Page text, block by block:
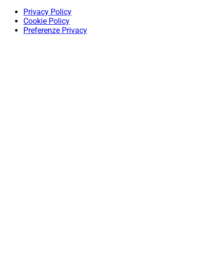
Privacy Policy
Cookie Policy
Preferenze Privacy